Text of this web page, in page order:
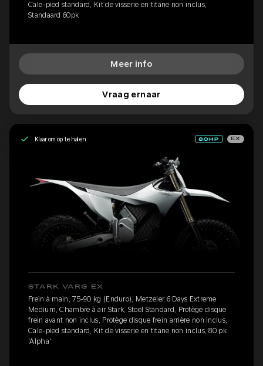
Cale-pied standard, Kit de visserie en titane non inclus,
Standaard 60pk
Meer info
Vraag ernaar
Klaar om op te halen EX
STARK VARG EX
Frein à main, 75-90 kg (Enduro), Metzeler 6 Days Extreme
Medium, Chambre à air Stark, Stoel Standard, Protège disque
frein avant non inclus, Protège disque frein arrière non inclus,
Cale-pied standard, Kit de visserie en titane non inclus, 80 pk
'Alpha'